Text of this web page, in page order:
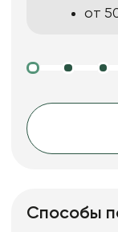
от
Способы